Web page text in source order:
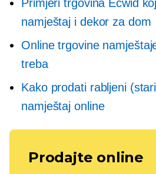
Primjeri trgovina Ecwid
namještaj i dekor za dom
Online trgovine
treba
Kako prodati rabljeni
namještaj online
Prodajte online